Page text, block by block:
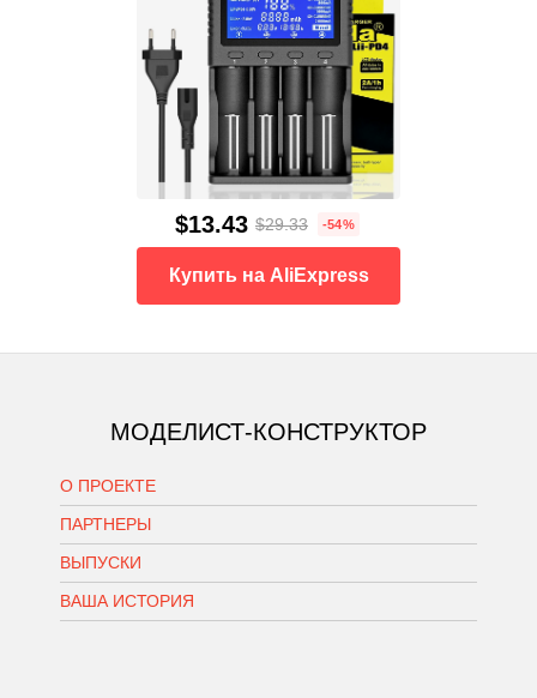
$13.43 $29.33 -54%
Купить на AliExpress
МОДЕЛИСТ-КОНСТРУКТОР
О ПРОЕКТЕ
ПАРТНЕРЫ
ВЫПУСКИ
ВАША ИСТОРИЯ